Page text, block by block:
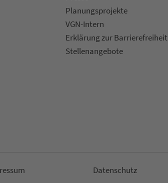
Pla­nungs­pro­jekte
VGN-Intern
Erklärung zur Bar­ri­e­re­frei­heit
Stellenan­ge­bote
Da­ten­schutz